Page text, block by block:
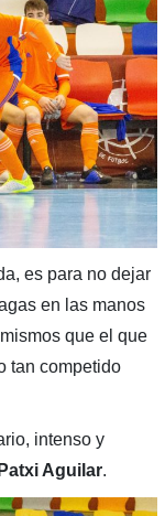
es para no dejar
en las manos
que el que
tan competido
intenso y
Patxi Aguilar.